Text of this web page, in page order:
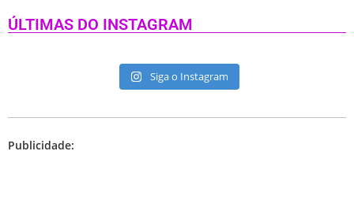
ÚLTIMAS DO INSTAGRAM
Siga o Instagram
Publicidade: